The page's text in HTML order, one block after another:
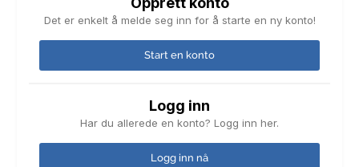
Det er enkelt å melde seg inn for å starte en ny konto!
Start en konto
Logg inn
Har du allerede en konto? Logg inn her.
Logg inn nå